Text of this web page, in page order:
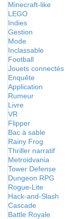
Minecraft-like
LEGO
Indies
Gestion
Mode
Inclassable
Football
Jouets connectés
Enquête
Application
Rumeur
Livre
VR
Flipper
Bac à sable
Rainy Frog
Thriller narratif
Metroidvania
Tower Defense
Dungeon RPG
Rogue-Lite
Hack-and-Slash
Cascade
Battle Royale